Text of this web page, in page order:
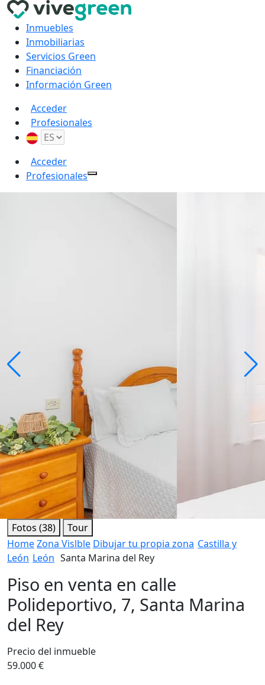
Inmuebles
Inmobiliarias
Servicios Green
Financiación
Información Green
Acceder
Profesionales
Acceder
Profesionales
Fotos (38)
Tour
HomeZona Vislble Dibujar tu propia zona Castilla y
León León Santa Marina del Rey
Piso en venta en calle
Polideportivo, 7, Santa Marina
del Rey
Precio del inmueble
59.000 €